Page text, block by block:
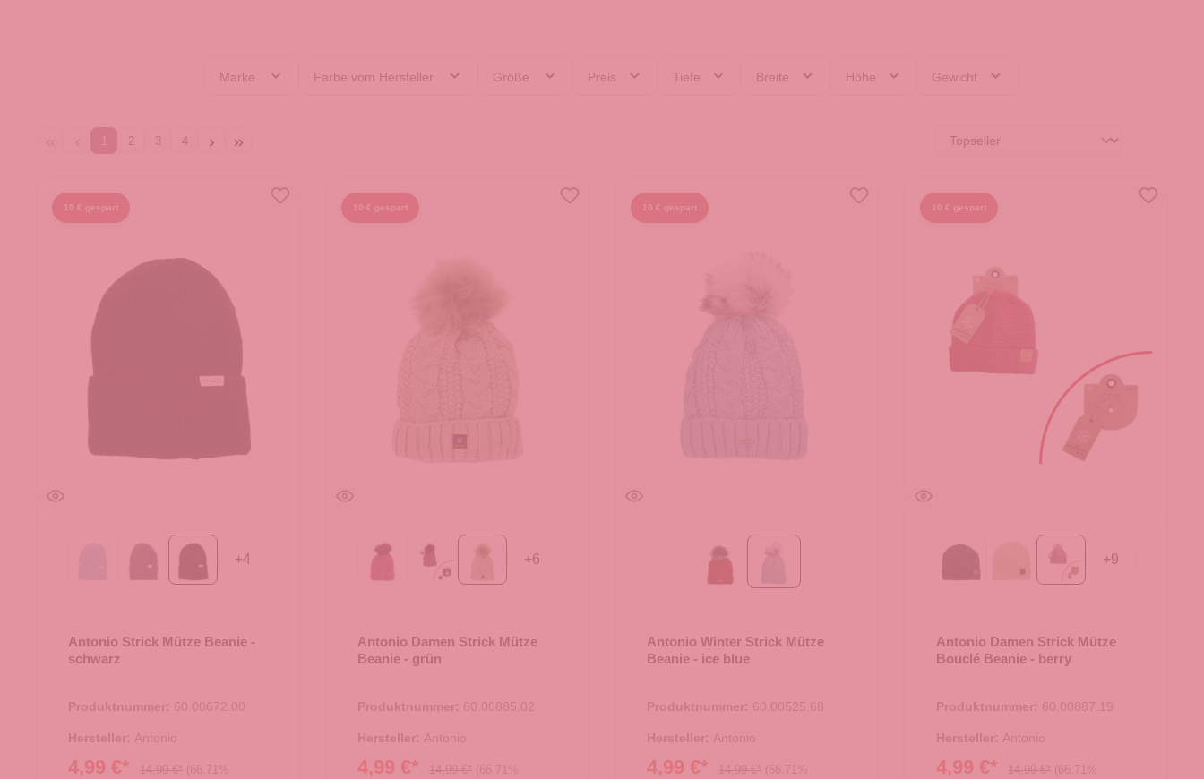
Marke Farbe vom Hersteller Größe Preis Tiefe Breite Höhe Gewicht
1 2 3 4
10 € gespart
dunkelgrauschwarz
+4
Antonio Strick Mütze Beanie -
schwarz
Produktnummer: 60.00672.00
Hersteller: Antonio
4,99 €* 14,99 €* (66.71%
10 € gespart
bordeaux
+6
Antonio Damen Strick Mütze
Beanie - grün
Produktnummer: 60.00885.02
Hersteller: Antonio
4,99 €* 14,99 €* (66.71%
10 € gespart
Red
Antonio Winter Strick Mütze
Beanie - ice blue
Produktnummer: 60.00525.68
Hersteller: Antonio
4,99 €* 14,99 €* (66.71%
10 € gespart
Green berry
+9
Antonio Damen Strick Mütze
Bouclé Beanie - berry
Produktnummer: 60.00887.19
Hersteller: Antonio
4,99 €* 14,99 €* (66.71%